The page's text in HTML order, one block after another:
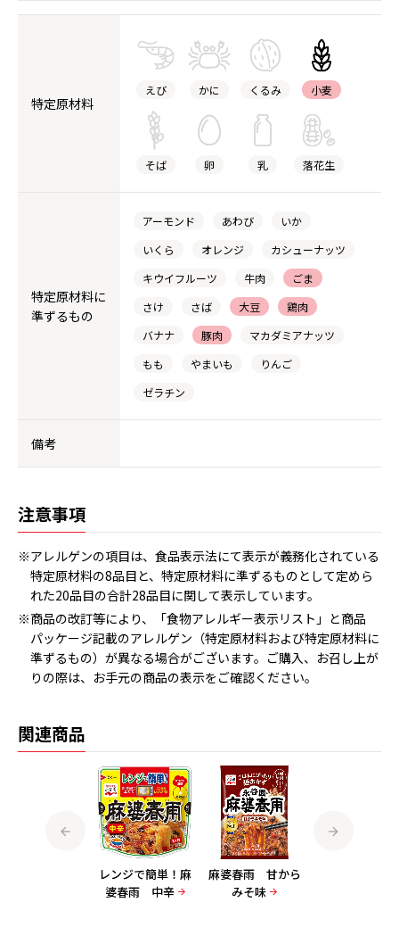
特定原材料
えび かに くるみ 小麦
そば 卵 乳 落花生
特定原材料に
準ずるもの
アーモンド あわび
いか
いくら
オレンジ
カシューナッツ
キウイフルーツ
牛肉
ごま
さけ
さば 大豆
鶏肉
バナナ
豚肉
マカダミアナッツ
もも
やまいも
りんご
ゼラチン
備考
注意事項
※アレルゲンの項目は、食品表示法にて表示が義務化されている
特定原材料の8品目と、特定原材料に準ずるものとして定めら
れた20品目の合計28品目に関して表示しています。
※商品の改訂等により、「食物アレルギー表示リスト」と商品
パッケージ記載のアレルゲン（特定原材料および特定原材料に
準ずるもの）が異なる場合がございます。ご購入、お召し上が
りの際は、お手元の商品の表示をご確認ください。
関連商品
レンジで簡単！麻
婆春雨 中辛
麻婆春雨 甘から
みそ味